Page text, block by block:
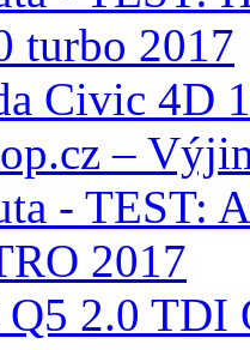
Civic 4D
2.0 TDI